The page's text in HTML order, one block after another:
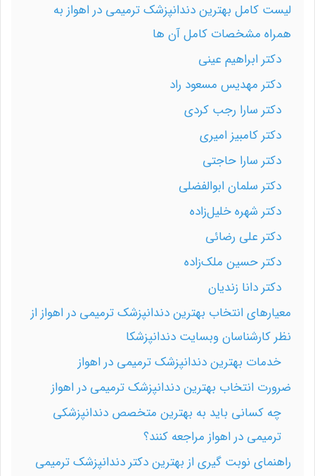
لیست کامل بهترین دندانپزشک ترمیمی در اهواز به
همراه مشخصات کامل آن ها
دکتر ابراهیم عینی
دکتر مهدیس مسعود راد
دکتر سارا رجب کردی
دکتر کامبیز امیری
دکتر سارا حاجتی
دکتر سلمان ابوالفضلی
دکتر شهره خلیل‌زاده
دکتر علی رضائی
دکتر حسین ملک‌زاده
دکتر دانا زندیان
معیارهای انتخاب بهترین دندانپزشک ترمیمی در اهواز از
نظر کارشناسان وبسایت دندانپزشکا
خدمات بهترین دندانپزشک ترمیمی در اهواز
ضرورت انتخاب بهترین دندانپزشک ترمیمی در اهواز
چه کسانی باید به بهترین متخصص دندانپزشکی
ترمیمی در اهواز مراجعه کنند؟
راهنمای نوبت گیری از بهترین دکتر دندانپزشک ترمیمی